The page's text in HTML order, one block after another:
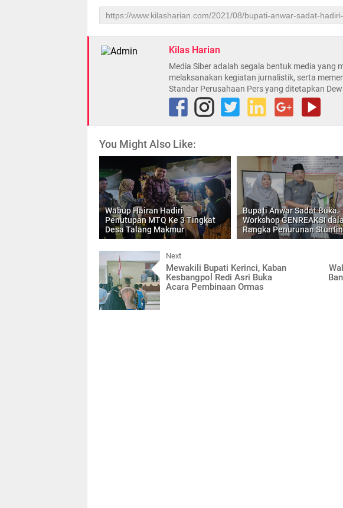
Kilas Harian
Media Siber adalah segala bentuk media yang
melaksanakan kegiatan jurnalistik, serta
Standar Perusahaan Pers yang ditetapkan
You Might Also Like:
Wabup Hairan Hadiri
Penutupan MTQ Ke 3 Tingkat
Desa Talang Makmur
Bupati Anwar Sadat Buka
Workshop GENREAKSI
Rangka Penurunan
Next
Mewakili Bupati Kerinci, Kaban
Kesbangpol Redi Asri Buka
Acara Pembinaan Ormas